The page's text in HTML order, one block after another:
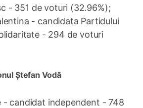
- 351 de voturi (32.96%);
- candidata Partidului
- 294 de voturi
Ștefan Vodă
- candidat independent - 748